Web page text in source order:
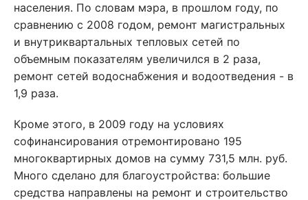
населения. По словам мэра, в прошлом году, по
сравнению с 2008 годом, ремонт магистральных
и внутриквартальных тепловых сетей по
объемным показателям увеличился в 2 раза,
ремонт сетей водоснабжения и водоотведения - в
1,9 раза.
Кроме этого, в 2009 году на условиях
софинансирования отремонтировано 195
многоквартирных домов на сумму 731,5 млн. руб.
Много сделано для благоустройства: большие
средства направлены на ремонт и строительство